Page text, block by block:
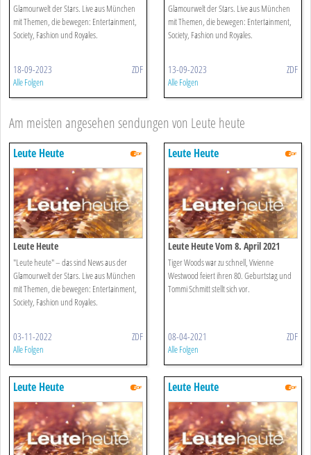
Glamourwelt der Stars. Live aus München
mit Themen, die bewegen: Entertainment,
Society, Fashion und Royales.
18-09-2023 ZDF
Alle Folgen
Glamourwelt der Stars. Live aus München
mit Themen, die bewegen: Entertainment,
Society, Fashion und Royales.
13-09-2023 ZDF
Alle Folgen
Am meisten angesehen sendungen von Leute heute
Leute Heute
Leute Heute
"Leute heute" – das sind News aus der
Glamourwelt der Stars. Live aus München
mit Themen, die bewegen: Entertainment,
Society, Fashion und Royales.
03-11-2022 ZDF
Alle Folgen
Leute Heute
Leute Heute Vom 8. April 2021
Tiger Woods war zu schnell, Vivienne
Westwood feiert ihren 80. Geburtstag und
Tommi Schmitt stellt sich vor.
08-04-2021 ZDF
Alle Folgen
Leute Heute Leute Heute